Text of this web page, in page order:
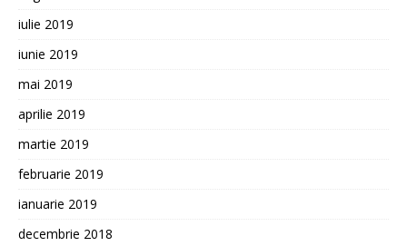
iulie 2019
iunie 2019
mai 2019
aprilie 2019
martie 2019
februarie 2019
ianuarie 2019
decembrie 2018